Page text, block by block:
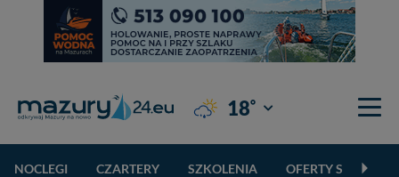
18° Giżycko
NOCLEGI CZARTERY SZKOLENIA OFERTY